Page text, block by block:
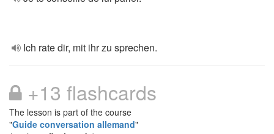
Ich rate dir, mit ihr zu sprechen.
+13 flashcards
The lesson is part of the course
"Guide conversation allemand"